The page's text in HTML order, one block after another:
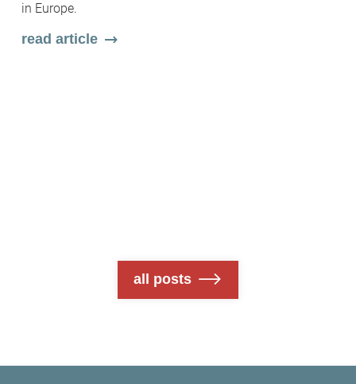
in Europe.
read article
all posts